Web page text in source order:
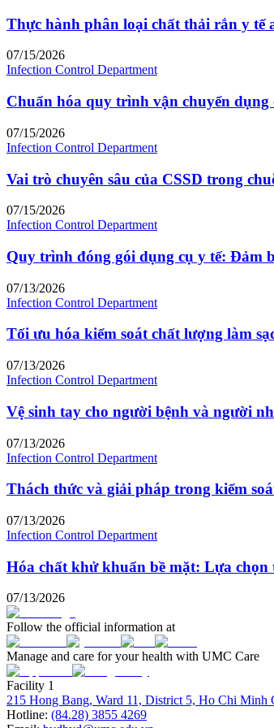
Thực hành phân loại chất thải rắn y tế
07/15/2026
Infection Control Department
Chuẩn hóa quy trình vận chuyển
07/15/2026
Infection Control Department
Vai trò chuyên sâu của CSSD trong
07/15/2026
Infection Control Department
Quy trình đóng gói dụng cụ y tế: Đảm
07/13/2026
Infection Control Department
Tối ưu hóa kiểm soát chất lượng làm
07/13/2026
Infection Control Department
Vệ sinh tay cho người bệnh và người
07/13/2026
Infection Control Department
Thách thức và giải pháp trong kiểm
07/13/2026
Infection Control Department
Hóa chất khử khuẩn bề mặt: Lựa chọn
07/13/2026
Follow the official information at
Manage and care for your health with UMC Care
Facility 1
215 Hong Bang, Ward 11, District 5, Ho Chi Minh
Hotline: (84.28) 3855 4269